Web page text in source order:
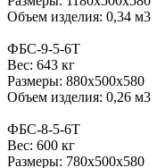
Объем изделия: 0,34 м3
ФБС-9-5-6Т
Вес: 643 кг
Размеры: 880х500х580
Объем изделия: 0,26 м3
ФБС-8-5-6Т
Вес: 600 кг
Размеры: 780х500х580